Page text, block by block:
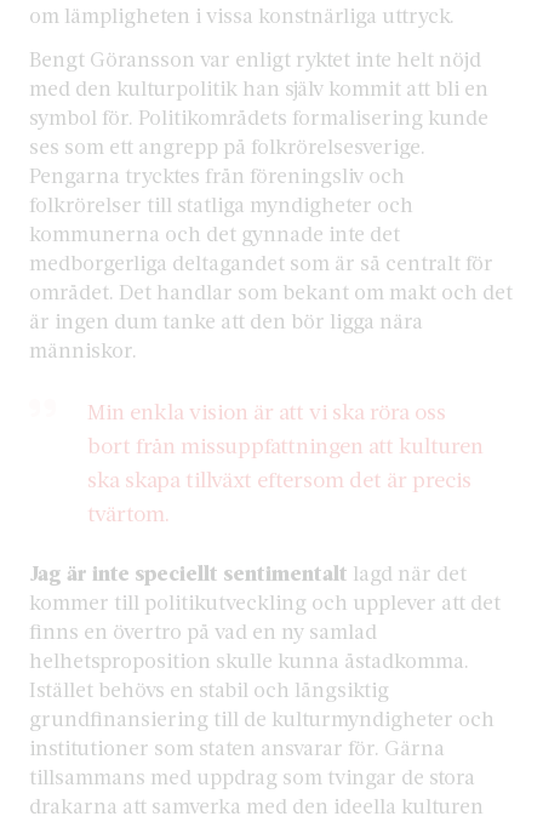
om lämpligheten i vissa konstnärliga uttryck.
Bengt Göransson var enligt ryktet inte helt nöjd
med den kulturpolitik han själv kommit att bli en
symbol för. Politikområdets formalisering kunde
ses som ett angrepp på folkrörelsesverige.
Pengarna trycktes från föreningsliv och
folkrörelser till statliga myndigheter och
kommunerna och det gynnade inte det
medborgerliga deltagandet som är så centralt för
området. Det handlar som bekant om makt och det
är ingen dum tanke att den bör ligga nära
människor.
Min enkla vision är att vi ska röra oss
bort från missuppfattningen att kulturen
ska skapa tillväxt eftersom det är precis
tvärtom.
Jag är inte speciellt sentimentalt lagd när det
kommer till politikutveckling och upplever att det
finns en övertro på vad en ny samlad
helhetsproposition skulle kunna åstadkomma.
Istället behövs en stabil och långsiktig
grundfinansiering till de kulturmyndigheter och
institutioner som staten ansvarar för. Gärna
tillsammans med uppdrag som tvingar de stora
drakarna att samverka med den ideella kulturen